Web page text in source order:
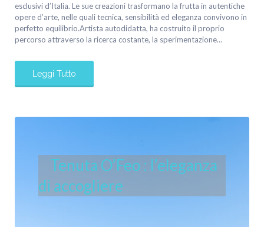
esclusivi d’Italia. Le sue creazioni trasformano la frutta in autentiche
opere d’arte, nelle quali tecnica, sensibilità ed eleganza convivono in
perfetto equilibrio.Artista autodidatta, ha costruito il proprio
percorso attraverso la ricerca costante, la sperimentazione…
Leggi Tutto
Tenuta O’Feo : l’eleganza
di accogliere